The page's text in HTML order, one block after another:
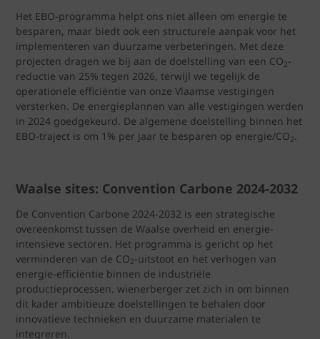
Het EBO-programma helpt ons niet alleen om energie te
besparen, maar biedt ook een structurele aanpak voor het
implementeren van duurzame verbeteringen. Met deze
projecten dragen we bij aan de doelstelling van een CO2-
reductie van 25% tegen 2026, terwijl we tegelijk de
operationele efficiëntie van onze Vlaamse vestigingen
versterken. De energieplannen van alle vestigingen werden
in 2024 goedgekeurd. De algemene doelstelling binnen het
EBO-traject is om 1% per jaar te besparen op energie/CO2.
Waalse sites: Convention Carbone 2024-2032
De Convention Carbone 2024-2032 is een strategische
overeenkomst tussen de Waalse overheid en energie-
intensieve sectoren. Het programma is gericht op het
verminderen van de CO2-uitstoot en het verhogen van
energie-efficiëntie binnen de industriële
productieprocessen. wienerberger zet zich in om binnen
dit kader ambitieuze doelstellingen te behalen door
innovatieve technieken en duurzame materialen te
integreren.